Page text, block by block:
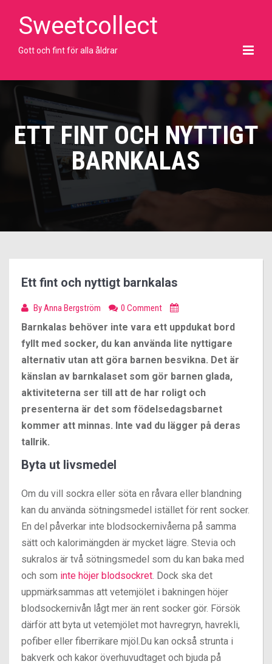
contentSweetcollect
Gott och fint för alla åldrar
ETT FINT OCH NYTTIGT
BARNKALAS
Ett fint och nyttigt barnkalas
ByAnna Bergström 0 Comment
Barnkalas behöver inte vara ett uppdukat bord
fyllt med socker, du kan använda lite nyttigare
alternativ utan att göra barnen besvikna. Det är
känslan av barnkalaset som gör barnen glada,
aktiviteterna ser till att de har roligt och
presenterna är det som födelsedagsbarnet
kommer att minnas. Inte vad du lägger på deras
tallrik.
Byta ut livsmedel
Om du vill sockra eller söta en råvara eller blandning
kan du använda sötningsmedel istället för rent socker.
En del påverkar inte blodsockernivåerna på samma
sätt och kalorimängden är mycket lägre. Stevia och
sukralos är två sötningsmedel som du kan baka med
och som inte höjer blodsockret. Dock ska det
uppmärksammas att vetemjölet i bakningen höjer
blodsockernivån lågt mer än rent socker gör. Försök
därför att byta ut vetemjölet mot havregryn, havrekli,
pofiber eller fiberrikare mjöl.Du kan också strunta i
bakverk och kakor överhuvudtaget och bjuda på